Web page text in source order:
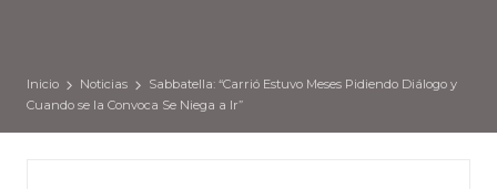
Inicio Noticias
Sabbatella: “Carrió Estuvo Meses Pidiendo Diálogo y
Cuando se la Convoca Se Niega a Ir”